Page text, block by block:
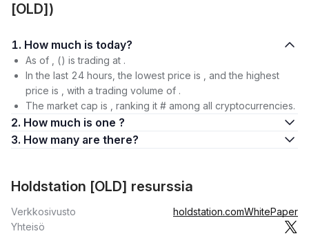
[OLD])
1. How much is today?
As of , () is trading at .
In the last 24 hours, the lowest price is , and the highest
price is , with a trading volume of .
The market cap is , ranking it # among all cryptocurrencies.
2. How much is one ?
3. How many are there?
Holdstation [OLD] resurssia
Verkkosivusto holdstation.comWhitePaper
Yhteisö